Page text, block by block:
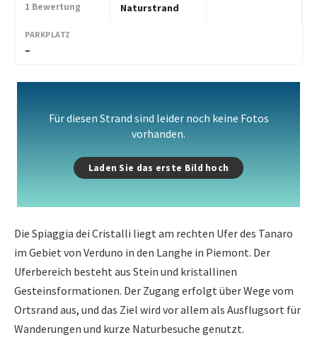
1 Bewertung
Naturstrand
PARKPLATZ
–
Für diesen Strand sind leider noch keine Fotos
vorhanden.
Laden Sie das erste Bild hoch
Die Spiaggia dei Cristalli liegt am rechten Ufer des Tanaro
im Gebiet von Verduno in den Langhe in Piemont. Der
Uferbereich besteht aus Stein und kristallinen
Gesteinsformationen. Der Zugang erfolgt über Wege vom
Ortsrand aus, und das Ziel wird vor allem als Ausflugsort für
Wanderungen und kurze Naturbesuche genutzt.